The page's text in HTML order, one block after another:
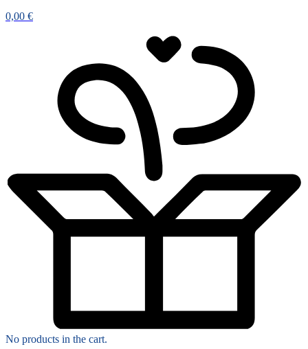
0,00 €
No products in the cart.